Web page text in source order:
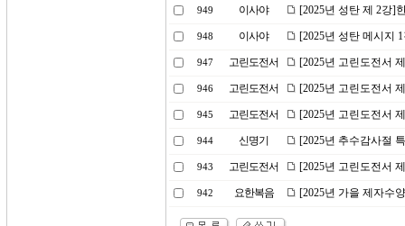
949 이사야 [2025년 성탄 제 2강]
948 이사야 [2025년 성탄 메시지
947 고린도전서 [2025년 고린도전서
946 고린도전서 [2025년 고린도전서
945 고린도전서 [2025년 고린도전서
944 신명기 [2025년 추수감사절
943 고린도전서 [2025년 고린도전서
942 요한복음 [2025년 가을 제자수